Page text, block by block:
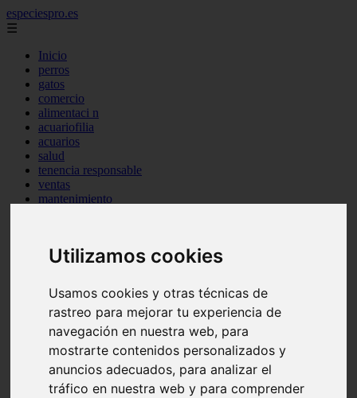
Utilizamos cookies
Usamos cookies y otras técnicas de
rastreo para mejorar tu experiencia de
navegación en nuestra web, para
mostrarte contenidos personalizados y
anuncios adecuados, para analizar el
tráfico en nuestra web y para comprender
especiespro.es
☰
Inicio
perros
gatos
comercio
alimentaci n
acuariofilia
acuarios
salud
tenencia responsable
ventas
mantenimiento
peque os mam feros
peluquer a
accesorios
peluquer a canina
complementos
consejos
comportamiento
protagonistas